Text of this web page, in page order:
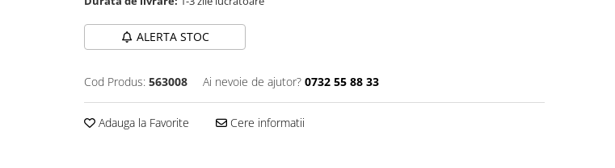
ALERTA STOC
Cod Produs: 563008 Ai nevoie de ajutor? 0732 55 88 33
Adauga la Favorite Cere informatii